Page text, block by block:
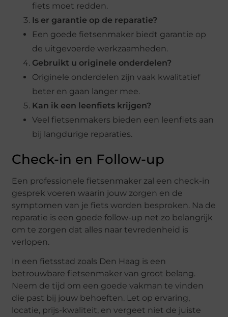
fiets moet redden.
Is er garantie op de reparatie?
Een goede fietsenmaker biedt garantie op
de uitgevoerde werkzaamheden.
Gebruikt u originele onderdelen?
Originele onderdelen zijn vaak kwalitatief
beter en gaan langer mee.
Kan ik een leenfiets krijgen?
Veel fietsenmakers bieden een leenfiets aan
bij langdurige reparaties.
Check-in en Follow-up
Een professionele fietsenmaker zal een check-in
gesprek voeren waarin jouw zorgen en de
symptomen van je fiets worden besproken. Na de
reparatie is een goede follow-up net zo belangrijk
om te zorgen dat alles naar tevredenheid is
verlopen.
In een fietsstad zoals Den Haag is een
betrouwbare fietsenmaker van groot belang.
Neem de tijd om een goede vakman te vinden
die past bij jouw behoeften. Let op ervaring,
locatie, prijs-kwaliteit, en vergeet niet de juiste